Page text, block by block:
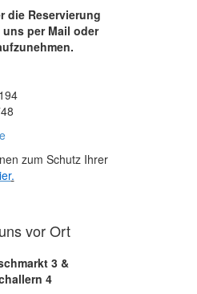
die Reservierung
per Mail oder
zum Schutz Ihrer
.
vor Ort
3 &
4